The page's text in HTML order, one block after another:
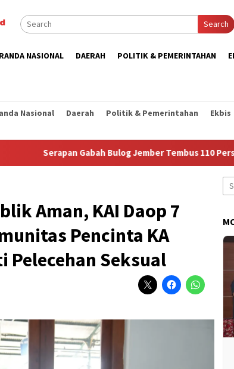
Search
NASIONAL DAERAH POLITIK & PEMERINTAHAN
Nasional Daerah Politik & Pemerintahan Ekbis
Serapan Gabah Bulog Jember Tembus 110 Persen, Capai
Aman, KAI Daop 7
Pencinta KA
Pelecehan Seksual